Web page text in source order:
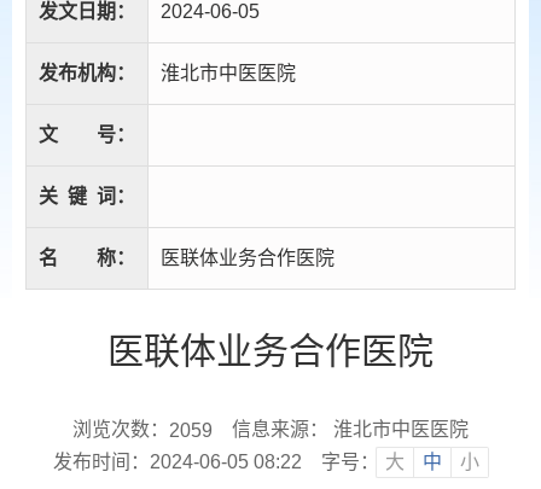
发文日期： 2024-06-05
发布机构： 淮北市中医医院
文 号：
关 键 词：
名 称： 医联体业务合作医院
医联体业务合作医院
浏览次数： 2059
信息来源： 淮北市中医医院
发布时间：2024-06-05 08:22
字号： 大 中 小